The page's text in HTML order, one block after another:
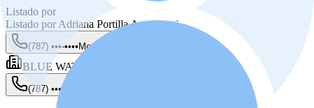
Listado por
Listado por Adriana Portilla Anasagasti
(787) •••-•••• Mostrar
BLUE WATERS REALTY
(787) •••-••••